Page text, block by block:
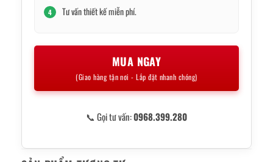
4 Tư vấn thiết kế miễn phí.
MUA NGAY
(Giao hàng tận nơi - Lắp đặt nhanh chóng)
📞 Gọi tư vấn:0968.399.280